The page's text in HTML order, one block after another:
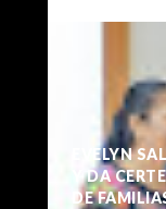
EVELYN
Y DA
DE